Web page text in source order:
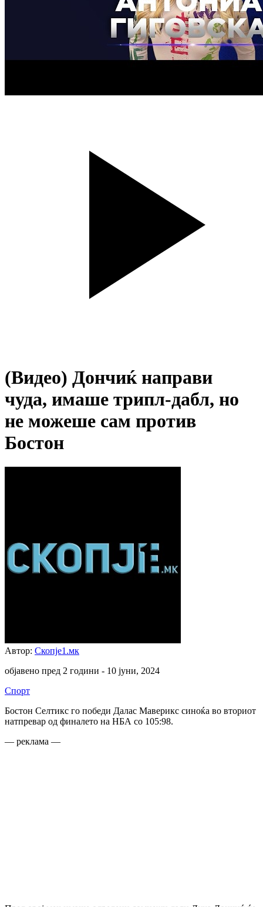
(Видео) Дончиќ направи
чуда, имаше трипл-дабл, но
не можеше сам против
Бостон
Автор: Скопје1.мк
објавено пред 2 години - 10 јуни, 2024
Спорт
Бостон Селтикс го победи Далас Маверикс синоќа во вториот
натпревар од финалето на НБА со 105:98.
— реклама —